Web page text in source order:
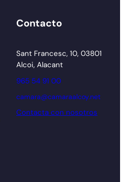
Contacto
Sant Francesc, 10, 03801
Alcoi, Alacant
965 54 91 00
camara@camaraalcoy.net
Contacta con nosotros